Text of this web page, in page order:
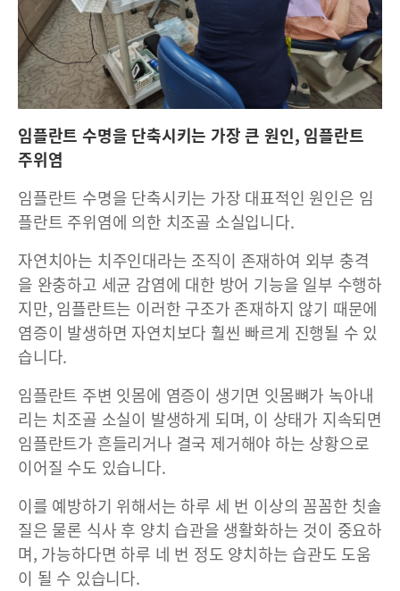
임플란트 수명을 단축시키는 가장 큰 원인, 임플란트
주위염
임플란트 수명을 단축시키는 가장 대표적인 원인은 임
플란트 주위염에 의한 치조골 소실입니다.
자연치아는 치주인대라는 조직이 존재하여 외부 충격
을 완충하고 세균 감염에 대한 방어 기능을 일부 수행하
지만, 임플란트는 이러한 구조가 존재하지 않기 때문에
염증이 발생하면 자연치보다 훨씬 빠르게 진행될 수 있
습니다.
임플란트 주변 잇몸에 염증이 생기면 잇몸뼈가 녹아내
리는 치조골 소실이 발생하게 되며, 이 상태가 지속되면
임플란트가 흔들리거나 결국 제거해야 하는 상황으로
이어질 수도 있습니다.
이를 예방하기 위해서는 하루 세 번 이상의 꼼꼼한 칫솔
질은 물론 식사 후 양치 습관을 생활화하는 것이 중요하
며, 가능하다면 하루 네 번 정도 양치하는 습관도 도움
이 될 수 있습니다.